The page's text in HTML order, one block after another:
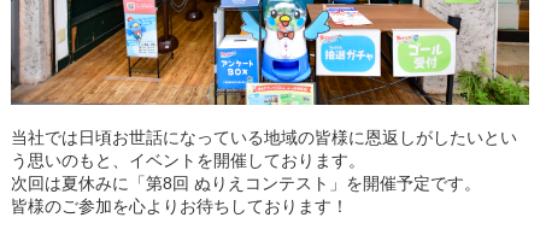
当社では日頃お世話になっている地域の皆様に恩返しがしたいとい
う思いのもと、イベントを開催しております。
次回は夏休みに「第8回 ぬりえコンテスト」を開催予定です。
皆様のご参加を心よりお待ちしております！